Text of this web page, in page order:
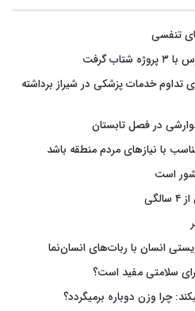
تنفسی
گرفت
تداوم خدمات پزشکی در شیراز برداشته
در فصل تابستان
با نیازهای مردم منطقه باشد
است
انسان با ربات‌های انسان‌نما
سلامتی مفید است؟
چرا وزن دوباره برمیگردد؟